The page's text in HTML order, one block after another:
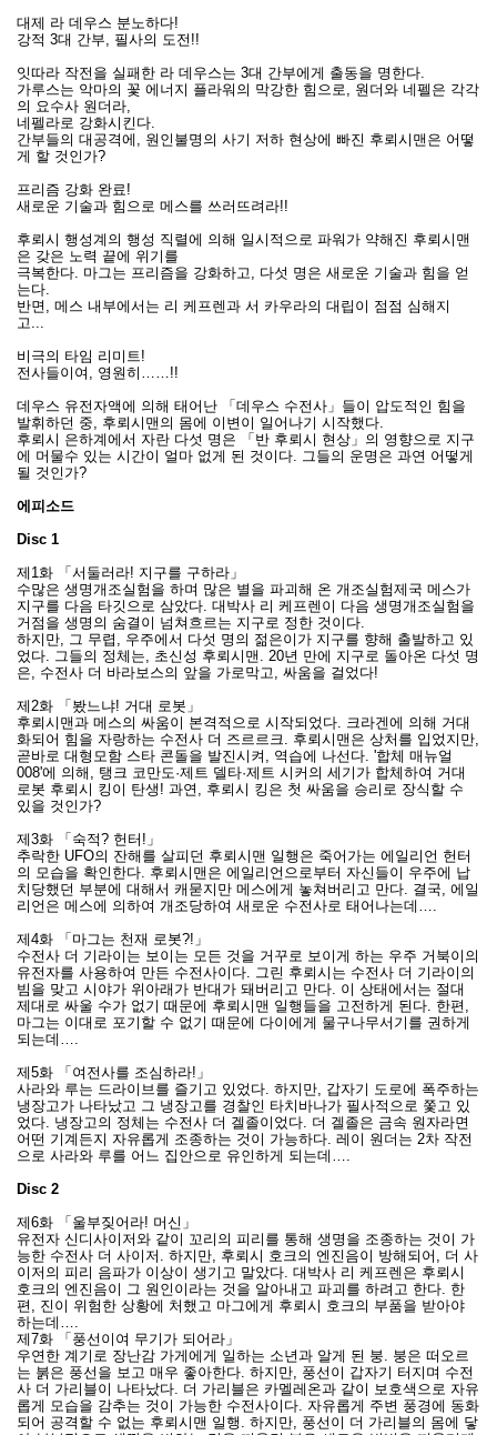
대제 라 데우스 분노하다!
강적 3대 간부, 필사의 도전!!
잇따라 작전을 실패한 라 데우스는 3대 간부에게 출동을 명한다.
가루스는 악마의 꽃 에너지 플라워의 막강한 힘으로, 원더와 네펠은 각각
의 요수사 원더라,
네펠라로 강화시킨다.
간부들의 대공격에, 원인불명의 사기 저하 현상에 빠진 후뢰시맨은 어떻
게 할 것인가?
프리즘 강화 완료!
새로운 기술과 힘으로 메스를 쓰러뜨려라!!
후뢰시 행성계의 행성 직렬에 의해 일시적으로 파워가 약해진 후뢰시맨
은 갖은 노력 끝에 위기를
극복한다. 마그는 프리즘을 강화하고, 다섯 명은 새로운 기술과 힘을 얻
는다.
반면, 메스 내부에서는 리 케프렌과 서 카우라의 대립이 점점 심해지
고...
비극의 타임 리미트!
전사들이여, 영원히……!!
데우스 유전자액에 의해 태어난 「데우스 수전사」들이 압도적인 힘을
발휘하던 중, 후뢰시맨의 몸에 이변이 일어나기 시작했다.
후뢰시 은하계에서 자란 다섯 명은 「반 후뢰시 현상」의 영향으로 지구
에 머물수 있는 시간이 얼마 없게 된 것이다. 그들의 운명은 과연 어떻게
될 것인가?
에피소드
Disc 1
제1화 「서둘러라! 지구를 구하라」
수많은 생명개조실험을 하며 많은 별을 파괴해 온 개조실험제국 메스가
지구를 다음 타깃으로 삼았다. 대박사 리 케프렌이 다음 생명개조실험을
거점을 생명의 숨결이 넘쳐흐르는 지구로 정한 것이다.
하지만, 그 무렵, 우주에서 다섯 명의 젊은이가 지구를 향해 출발하고 있
었다. 그들의 정체는, 초신성 후뢰시맨. 20년 만에 지구로 돌아온 다섯 명
은, 수전사 더 바라보스의 앞을 가로막고, 싸움을 걸었다!
제2화 「봤느냐! 거대 로봇」
후뢰시맨과 메스의 싸움이 본격적으로 시작되었다. 크라겐에 의해 거대
화되어 힘을 자랑하는 수전사 더 즈르르크. 후뢰시맨은 상처를 입었지만,
곧바로 대형모함 스타 콘돌을 발진시켜, 역습에 나선다. '합체 매뉴얼
008'에 의해, 탱크 코만도·제트 델타·제트 시커의 세기가 합체하여 거대
로봇 후뢰시 킹이 탄생! 과연, 후뢰시 킹은 첫 싸움을 승리로 장식할 수
있을 것인가?
제3화 「숙적? 헌터!」
추락한 UFO의 잔해를 살피던 후뢰시맨 일행은 죽어가는 에일리언 헌터
의 모습을 확인한다. 후뢰시맨은 에일리언으로부터 자신들이 우주에 납
치당했던 부분에 대해서 캐묻지만 메스에게 놓쳐버리고 만다. 결국, 에일
리언은 메스에 의하여 개조당하여 새로운 수전사로 태어나는데….
제4화 「마그는 천재 로봇?!」
수전사 더 기라이는 보이는 모든 것을 거꾸로 보이게 하는 우주 거북이의
유전자를 사용하여 만든 수전사이다. 그린 후뢰시는 수전사 더 기라이의
빔을 맞고 시야가 위아래가 반대가 돼버리고 만다. 이 상태에서는 절대
제대로 싸울 수가 없기 때문에 후뢰시맨 일행들을 고전하게 된다. 한편,
마그는 이대로 포기할 수 없기 때문에 다이에게 물구나무서기를 권하게
되는데….
제5화 「여전사를 조심하라!」
사라와 루는 드라이브를 즐기고 있었다. 하지만, 갑자기 도로에 폭주하는
냉장고가 나타났고 그 냉장고를 경찰인 타치바나가 필사적으로 쫓고 있
었다. 냉장고의 정체는 수전사 더 겔졸이었다. 더 겔졸은 금속 원자라면
어떤 기계든지 자유롭게 조종하는 것이 가능하다. 레이 원더는 2차 작전
으로 사라와 루를 어느 집안으로 유인하게 되는데….
Disc 2
제6화 「울부짖어라! 머신」
유전자 신디사이저와 같이 꼬리의 피리를 통해 생명을 조종하는 것이 가
능한 수전사 더 사이저. 하지만, 후뢰시 호크의 엔진음이 방해되어, 더 사
이저의 피리 음파가 이상이 생기고 말았다. 대박사 리 케프렌은 후뢰시
호크의 엔진음이 그 원인이라는 것을 알아내고 파괴를 하려고 한다. 한
편, 진이 위험한 상황에 처했고 마그에게 후뢰시 호크의 부품을 받아야
하는데….
제7화 「풍선이여 무기가 되어라」
우연한 계기로 장난감 가게에게 일하는 소년과 알게 된 붕. 붕은 떠오르
는 붉은 풍선을 보고 매우 좋아한다. 하지만, 풍선이 갑자기 터지며 수전
사 더 가리블이 나타났다. 더 가리블은 카멜레온과 같이 보호색으로 자유
롭게 모습을 감추는 것이 가능한 수전사이다. 자유롭게 주변 풍경에 동화
되어 공격할 수 없는 후뢰시맨 일행. 하지만, 풍선이 더 가리블의 몸에 닿